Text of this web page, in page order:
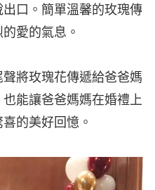
口。簡單溫馨的玫瑰傳
愛的氣息。
將玫瑰花傳遞給爸爸媽
能讓爸爸媽媽在婚禮上
的美好回憶。